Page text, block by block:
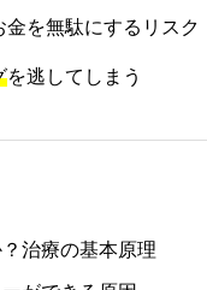
金を無駄にするリスク
を逃してしまう
治療の基本原理